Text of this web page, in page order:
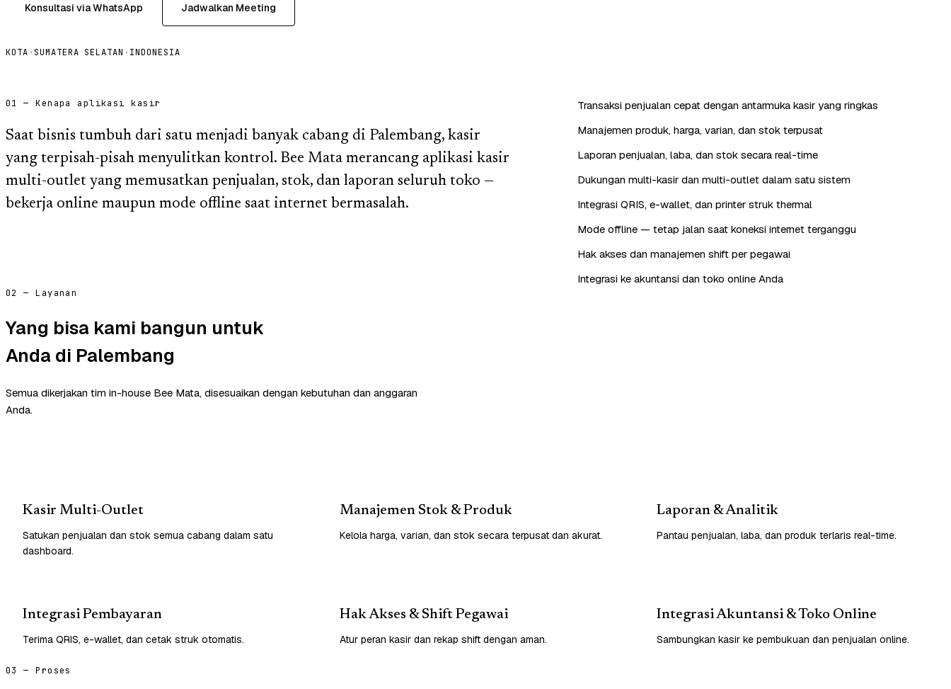
Konsultasi via WhatsApp Jadwalkan Meeting
KOTA · SUMATERA SELATAN · INDONESIA
01 — Kenapa aplikasi kasir
Saat bisnis tumbuh dari satu menjadi banyak cabang di Palembang, kasir
yang terpisah-pisah menyulitkan kontrol. Bee Mata merancang aplikasi kasir
multi-outlet yang memusatkan penjualan, stok, dan laporan seluruh toko —
bekerja online maupun mode offline saat internet bermasalah.
Transaksi penjualan cepat dengan antarmuka kasir yang ringkas
Manajemen produk, harga, varian, dan stok terpusat
Laporan penjualan, laba, dan stok secara real-time
Dukungan multi-kasir dan multi-outlet dalam satu sistem
Integrasi QRIS, e-wallet, dan printer struk thermal
Mode offline — tetap jalan saat koneksi internet terganggu
Hak akses dan manajemen shift per pegawai
Integrasi ke akuntansi dan toko online Anda
02 — Layanan
Yang bisa kami bangun untuk
Anda di Palembang
Semua dikerjakan tim in-house Bee Mata, disesuaikan dengan kebutuhan dan anggaran
Anda.
Kasir Multi-Outlet
Satukan penjualan dan stok semua cabang dalam satu
dashboard.
Manajemen Stok & Produk
Kelola harga, varian, dan stok secara terpusat dan akurat.
Laporan & Analitik
Pantau penjualan, laba, dan produk terlaris real-time.
Integrasi Pembayaran
Terima QRIS, e-wallet, dan cetak struk otomatis.
Hak Akses & Shift Pegawai
Atur peran kasir dan rekap shift dengan aman.
Integrasi Akuntansi & Toko Online
Sambungkan kasir ke pembukuan dan penjualan online.
03 — Proses